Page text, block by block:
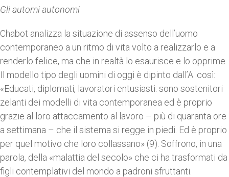
Gli automi autonomi
Chabot analizza la situazione di assenso dell’uomo
contemporaneo a un ritmo di vita volto a realizzarlo e a
renderlo felice, ma che in realtà lo esaurisce e lo opprime.
Il modello tipo degli uomini di oggi è dipinto dall’A. così:
«Educati, diplomati, lavoratori entusiasti: sono sostenitori
zelanti dei modelli di vita contemporanea ed è proprio
grazie al loro attaccamento al lavoro – più di quaranta ore
a settimana – che il sistema si regge in piedi. Ed è proprio
per quel motivo che loro collassano» (9). Soffrono, in una
parola, della «malattia del secolo» che ci ha trasformati da
figli contemplativi del mondo a padroni sfruttanti.